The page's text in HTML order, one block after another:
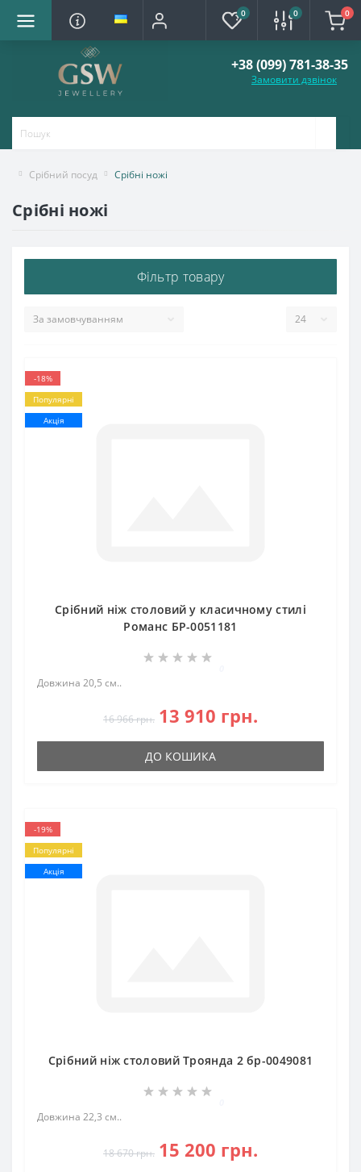
0 0 0
+38 (099) 781-38-35
Замовити дзвінок
Срібний посуд Срібні ножі
Срібні ножі
Фільтр товару
-18%
Популярні
Акція
Срібний ніж столовий у класичному стилі
Романс БР-0051181
Довжина 20,5 см..
16 966 грн. 13 910 грн.
ДО КОШИКА
-19%
Популярні
Акція
Срібний ніж столовий Троянда 2 бр-0049081
Довжина 22,3 см..
18 670 грн. 15 200 грн.